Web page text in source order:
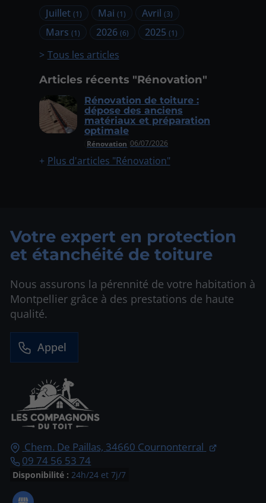
Juillet (1) Mai(1) Avril(3)
Mars (1) 2026(6) 2025(1)
Tous les articles
Articles récents "Rénovation"
Rénovation 06/07/2026
Rénovation de toiture :
dépose des anciens
matériaux et préparation
optimale
Plus d'articles "Rénovation"
Chem. De Paillas, 34660 Cournonterral
09 74 56 53 74
Disponibilité : 24h/24 et 7j/7
Votre expert en protection
et étanchéité de toiture
Nous assurons la pérennité de votre habitation à
Montpellier grâce à des prestations de haute
qualité.
Appel